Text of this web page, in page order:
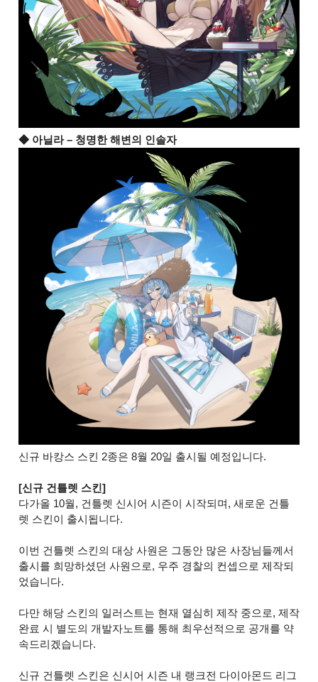
◆ 아닐라 – 청명한 해변의 인솔자
신규 바캉스 스킨 2종은 8월 20일 출시될 예정입니다.
[신규 건틀렛 스킨]
다가올 10월, 건틀렛 신시어 시즌이 시작되며, 새로운 건틀
렛 스킨이 출시됩니다.
이번 건틀렛 스킨의 대상 사원은 그동안 많은 사장님들께서
출시를 희망하셨던 사원으로, 우주 경찰의 컨셉으로 제작되
었습니다.
다만 해당 스킨의 일러스트는 현재 열심히 제작 중으로, 제작
완료 시 별도의 개발자노트를 통해 최우선적으로 공개를 약
속드리겠습니다.
신규 건틀렛 스킨은 신시어 시즌 내 랭크전 다이아몬드 리그